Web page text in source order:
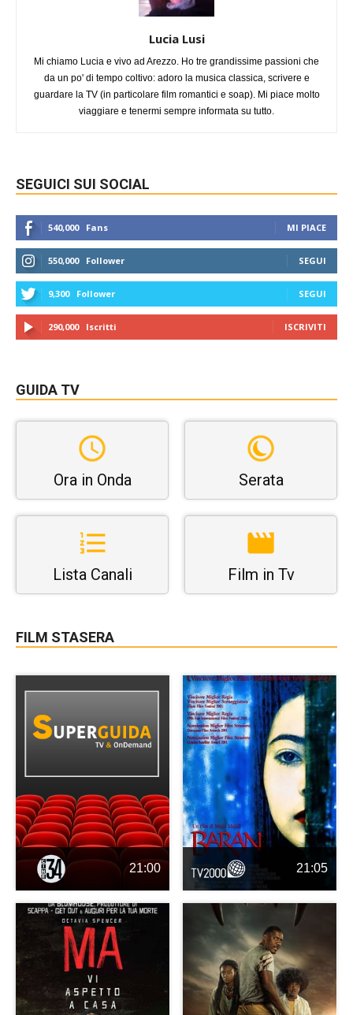
Lucia Lusi
Mi chiamo Lucia e vivo ad Arezzo. Ho tre grandissime passioni che
da un po' di tempo coltivo: adoro la musica classica, scrivere e
guardare la TV (in particolare film romantici e soap). Mi piace molto
viaggiare e tenermi sempre informata su tutto.
SEGUICI SUI SOCIAL
540,000 Fans MI PIACE
550,000 Follower SEGUI
9,300 Follower SEGUI
290,000 Iscritti ISCRIVITI
GUIDA TV
Ora in Onda Serata
Lista Canali Film in Tv
FILM STASERA
21:00 21:05